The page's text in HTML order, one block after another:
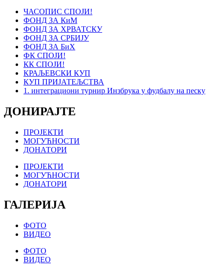
ЧАСОПИС СПОЈИ!
ФОНД ЗА КиМ
ФОНД ЗА ХРВАТСКУ
ФОНД ЗА СРБИЈУ
ФОНД ЗА БиХ
ФК СПОЈИ!
КК СПОЈИ!
КРАЉЕВСКИ КУП
КУП ПРИЈАТЕЉСТВА
1. интеграциони турнир Инзбрука у фудбалу на песку
ДОНИРАЈТЕ
ПРОЈЕКТИ
МОГУЋНОСТИ
ДОНАТОРИ
ПРОЈЕКТИ
МОГУЋНОСТИ
ДОНАТОРИ
ГАЛЕРИЈА
ФОТО
ВИДЕО
ФОТО
ВИДЕО